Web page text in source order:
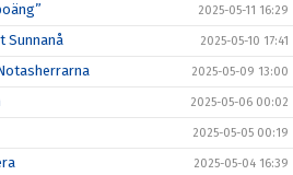
2025-05-11 16:29
Sunnanå 2025-05-10 17:41
2025-05-09 13:00
2025-05-06 00:02
2025-05-05 00:19
2025-05-04 16:39